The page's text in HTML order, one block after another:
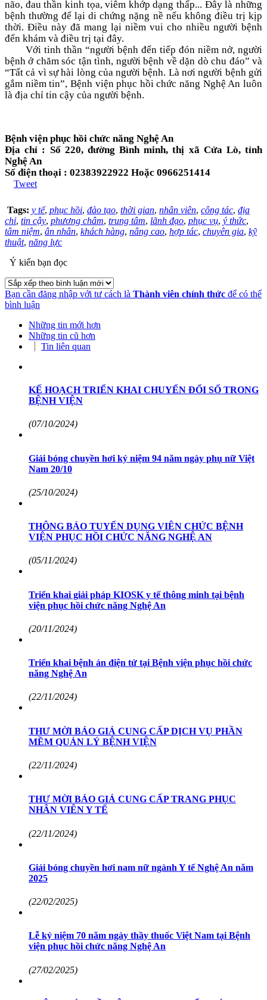
não, đau thần kinh tọa, viêm khớp dạng thấp... Đây là những
bệnh thường để lại di chứng nặng nề nếu không điều trị kịp
thời. Điều này đã mang lại niềm vui cho nhiều người bệnh
đến khám và điều trị tại đây.
Với tinh thần “người bệnh đến tiếp đón niềm nở, người
bệnh ở chăm sóc tận tình, người bệnh về dặn dò chu đáo” và
“Tất cả vì sự hài lòng của người bệnh. Là nơi người bệnh gửi
gắm niềm tin”, Bệnh viện phục hồi chức năng Nghệ An luôn
là địa chỉ tin cậy của người bệnh.
Bệnh viện phục hồi chức năng Nghệ An
Địa chỉ : Số 220, đường Bình minh, thị xã Cửa Lò, tỉnh
Nghệ An
Số điện thoại : 02383922922 Hoặc 0966251414
Tweet
Tags: y tế, phục hồi, đào tạo, thời gian, nhân viên, công tác, địa
chỉ, tin cậy, phương châm, trung tâm, lãnh đạo, phục vụ, ý thức,
tâm niệm, ân nhân, khách hàng, nâng cao, hợp tác, chuyên gia, kỹ
thuật, năng lực
Ý kiến bạn đọc
Bạn cần đăng nhập với tư cách là Thành viên chính thức để có thể
bình luận
Những tin mới hơn
Những tin cũ hơn
Tin liên quan
KẾ HOẠCH TRIỂN KHAI CHUYỂN ĐỔI SỐ TRONG
BỆNH VIỆN
(07/10/2024)
Giải bóng chuyền hơi kỷ niệm 94 năm ngày phụ nữ Việt
Nam 20/10
(25/10/2024)
THÔNG BÁO TUYỂN DỤNG VIÊN CHỨC BỆNH
VIỆN PHỤC HỒI CHỨC NĂNG NGHỆ AN
(05/11/2024)
Triển khai giải pháp KIOSK y tế thông minh tại bệnh
viện phục hồi chức năng Nghệ An
(20/11/2024)
Triển khai bệnh án điện tử tại Bệnh viện phục hồi chức
năng Nghệ An
(22/11/2024)
THƯ MỜI BÁO GIÁ CUNG CẤP DỊCH VỤ PHẦN
MỀM QUẢN LÝ BỆNH VIỆN
(22/11/2024)
THƯ MỜI BÁO GIÁ CUNG CẤP TRANG PHỤC
NHÂN VIÊN Y TẾ
(22/11/2024)
Giải bóng chuyền hơi nam nữ ngành Y tế Nghệ An năm
2025
(22/02/2025)
Lễ kỷ niệm 70 năm ngày thầy thuốc Việt Nam tại Bệnh
viện phục hồi chức năng Nghệ An
(27/02/2025)